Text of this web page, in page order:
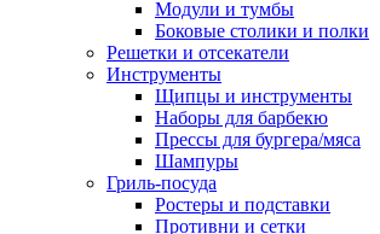
Модули и тумбы
Боковые столики и полки
Решетки и отсекатели
Инструменты
Щипцы и инструменты
Наборы для барбекю
Прессы для бургера/мяса
Шампуры
Гриль-посуда
Ростеры и подставки
Противни и сетки